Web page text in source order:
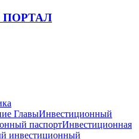
ГлавыИнвестиционный
паспортИнвестиционная
инвестиционный